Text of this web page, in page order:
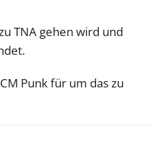
TNA gehen wird und
Punk für um das zu